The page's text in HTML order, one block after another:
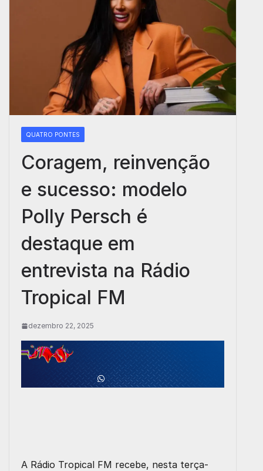
QUATRO PONTES
Coragem, reinvenção
e sucesso: modelo
Polly Persch é
destaque em
entrevista na Rádio
Tropical FM
dezembro 22, 2025
A Rádio Tropical FM recebe, nesta terça-